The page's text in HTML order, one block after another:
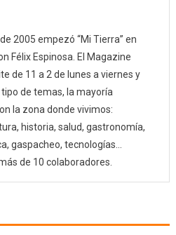
2005 empezó “Mi Tierra” en
Félix Espinosa. El Magazine
de 11 a 2 de lunes a viernes y
de temas, la mayoría
la zona donde vivimos:
historia, salud, gastronomía,
gaspacheo, tecnologías…
de 10 colaboradores.